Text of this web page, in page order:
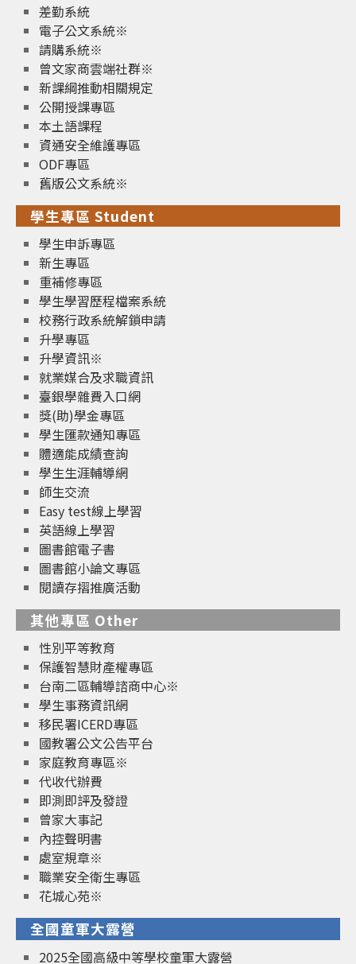
差勤系統
電子公文系統※
請購系統※
曾文家商雲端社群※
新課綱推動相關規定
公開授課專區
本土語課程
資通安全維護專區
ODF專區
舊版公文系統※
學生專區 Student
學生申訴專區
新生專區
重補修專區
學生學習歷程檔案系統
校務行政系統解鎖申請
升學專區
升學資訊※
就業媒合及求職資訊
臺銀學雜費入口網
獎(助)學金專區
學生匯款通知專區
體適能成績查詢
學生生涯輔導網
師生交流
Easy test線上學習
英語線上學習
圖書館電子書
圖書館小論文專區
閱讀存摺推廣活動
其他專區 Other
性別平等教育
保護智慧財產權專區
台南二區輔導諮商中心※
學生事務資訊網
移民署ICERD專區
國教署公文公告平台
家庭教育專區※
代收代辦費
即測即評及發證
曾家大事記
內控聲明書
處室規章※
職業安全衛生專區
花城心苑※
全國童軍大露營
2025全國高級中等學校童軍大露營